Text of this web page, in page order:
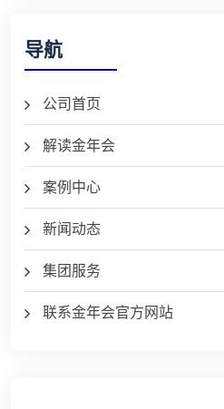
导航
公司首页
解读金年会
案例中心
新闻动态
集团服务
联系金年会官方网站